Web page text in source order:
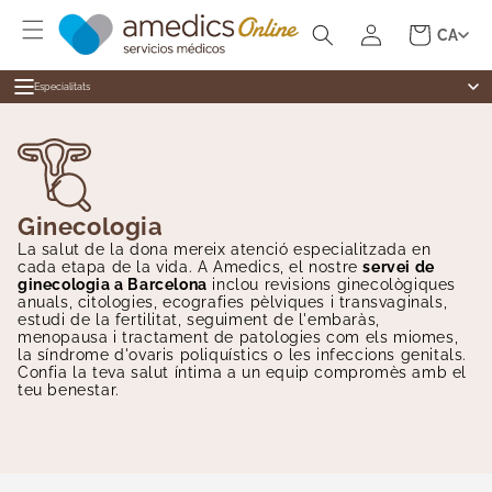
directamente
al contenido
sesión
CarritoCA
Especialitats
Al·lergologia
Cardiologia
Cirurgia General
Dermatologia
Digestiu
Endocrinologia
Infermeria
Ginecologia
Medicina general
Dermatologia
Cardiologia
Revisions
Tests Ràpids
Ginecologia
La salut de la dona mereix atenció especialitzada en
cada etapa de la vida. A Amedics, el nostreservei de
ginecologia a Barcelona inclou revisions ginecològiques
anuals, citologies, ecografies pèlviques i transvaginals,
estudi de la fertilitat, seguiment de l'embaràs,
menopausa i tractament de patologies com els miomes,
la síndrome d'ovaris poliquístics o les infeccions genitals.
Confia la teva salut íntima a un equip compromès amb el
teu benestar.